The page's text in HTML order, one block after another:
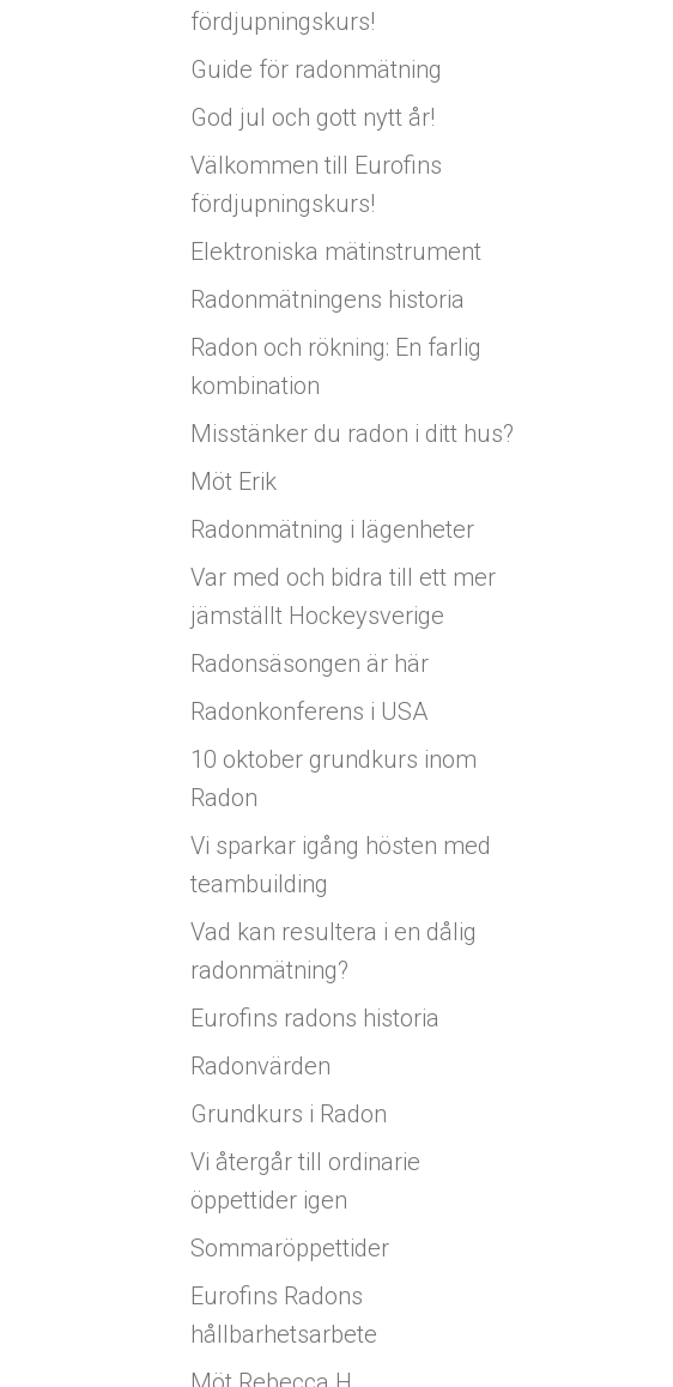
fördjupningskurs!
Guide för radonmätning
God jul och gott nytt år!
Välkommen till Eurofins
fördjupningskurs!
Elektroniska mätinstrument
Radonmätningens historia
Radon och rökning: En farlig
kombination
Misstänker du radon i ditt hus?
Möt Erik
Radonmätning i lägenheter
Var med och bidra till ett mer
jämställt Hockeysverige
Radonsäsongen är här
Radonkonferens i USA
10 oktober grundkurs inom
Radon
Vi sparkar igång hösten med
teambuilding
Vad kan resultera i en dålig
radonmätning?
Eurofins radons historia
Radonvärden
Grundkurs i Radon
Vi återgår till ordinarie
öppettider igen
Sommaröppettider
Eurofins Radons
hållbarhetsarbete